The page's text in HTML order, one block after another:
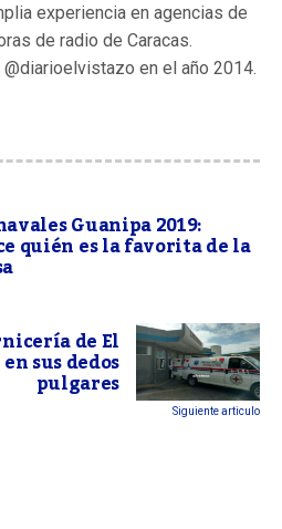
experiencia en agencias de
de radio de Caracas.
en el año 2014.
Guanipa 2019:
quién es la favorita de la
de El
sus dedos
pulgares
Siguiente articulo